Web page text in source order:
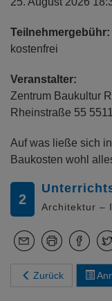
Teilnehmergebühr:
kostenfrei
Veranstalter:
Zentrum Baukultur
Rheinstraße 55
Auf was ließe sich
Baukosten wohl
2 Architektur –
Zurück